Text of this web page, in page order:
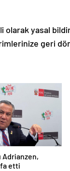
olarak yasal
geri
Adrianzen,
etti